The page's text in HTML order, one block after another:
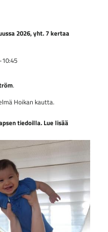
2026, yht. 7 kertaa
.
Hoikan kautta.
tiedoilla. Lue lisää